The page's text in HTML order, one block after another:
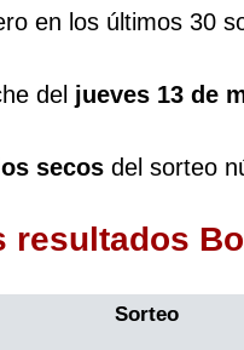
en los últimos 30
del jueves 13 de
secos del sorteo
resultados
Sorteo